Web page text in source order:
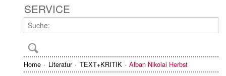
SERVICE
Home Literatur TEXT+KRITIK Alban Nikolai Herbst